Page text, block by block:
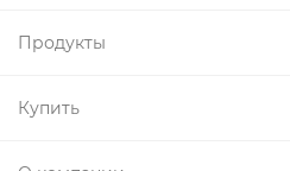
Продукты
Купить